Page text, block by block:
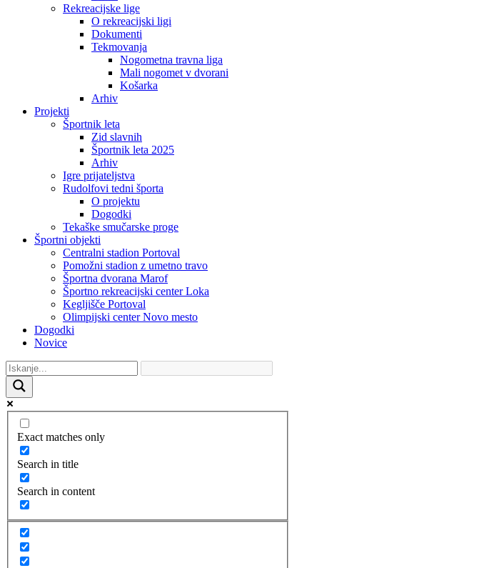
Rekreacijske lige
O rekreacijski ligi
Dokumenti
Tekmovanja
Nogometna travna liga
Mali nogomet v dvorani
Košarka
Arhiv
Projekti
Športnik leta
Zid slavnih
Športnik leta 2025
Arhiv
Igre prijateljstva
Rudolfovi tedni športa
O projektu
Dogodki
Tekaške smučarske proge
Športni objekti
Centralni stadion Portoval
Pomožni stadion z umetno travo
Športna dvorana Marof
Športno rekreacijski center Loka
Kegljišče Portoval
Olimpijski center Novo mesto
Dogodki
Novice
Exact matches only
Search in title
Search in content